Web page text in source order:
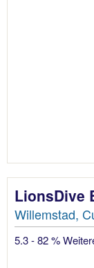
LionsDive
Willemstad,
5.3 - 82 %